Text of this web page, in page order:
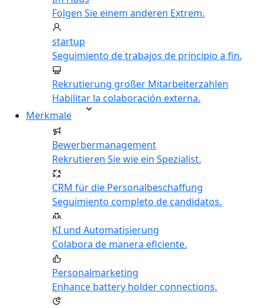
Folgen Sie einem anderen Extrem.
startup
Seguimiento de trabajos de principio a fin.
Rekrutierung großer Mitarbeiterzahlen
Habilitar la colaboración externa.
Merkmale
Bewerbermanagement
Rekrutieren Sie wie ein Spezialist.
CRM für die Personalbeschaffung
Seguimiento completo de candidatos.
KI und Automatisierung
Colabora de manera eficiente.
Personalmarketing
Enhance battery holder connections.